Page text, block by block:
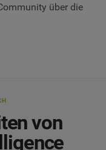
über die
von